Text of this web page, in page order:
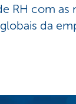
RH com as
da